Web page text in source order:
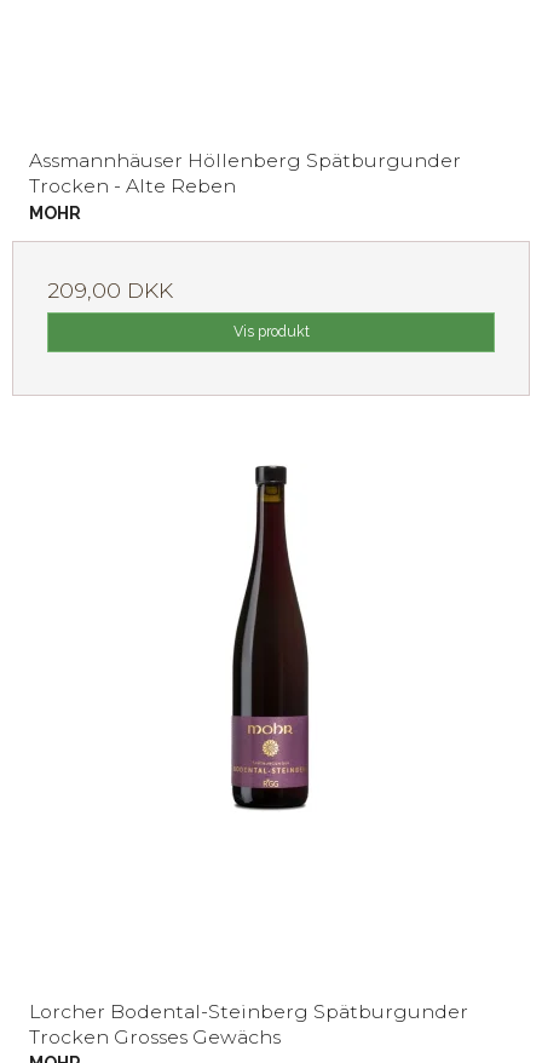
Assmannhäuser Höllenberg Spätburgunder
Trocken - Alte Reben
MOHR
209,00 DKK
Vis produkt
Lorcher Bodental-Steinberg Spätburgunder
Trocken Grosses Gewächs